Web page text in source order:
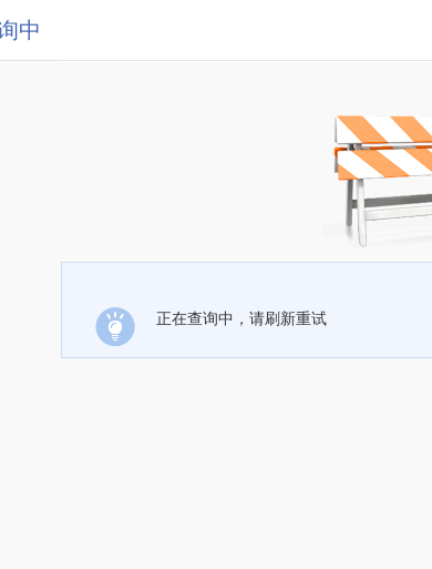
中
正在查询中，请刷新重试